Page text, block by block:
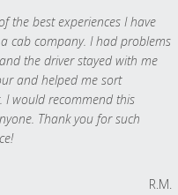
the best experiences I have
cab company. I had problems
the driver stayed with me
and helped me sort
I would recommend this
Thank you for such
R.M.